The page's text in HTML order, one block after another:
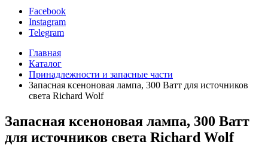
Facebook
Instagram
Telegram
Главная
Каталог
Принадлежности и запасные части
Запасная ксеноновая лампа, 300 Ватт для источников
света Richard Wolf
Запасная ксеноновая лампа, 300 Ватт
для источников света Richard Wolf